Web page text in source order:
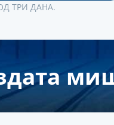
ТРИ ДАНА.